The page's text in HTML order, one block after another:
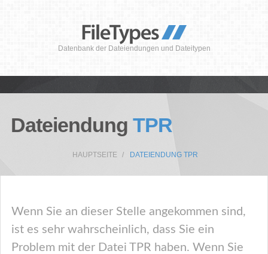
Datenbank der Dateiendungen und Dateitypen
Dateiendung TPR
HAUPTSEITE DATEIENDUNG TPR
Wenn Sie an dieser Stelle angekommen sind,
ist es sehr wahrscheinlich, dass Sie ein
Problem mit der Datei TPR haben. Wenn Sie